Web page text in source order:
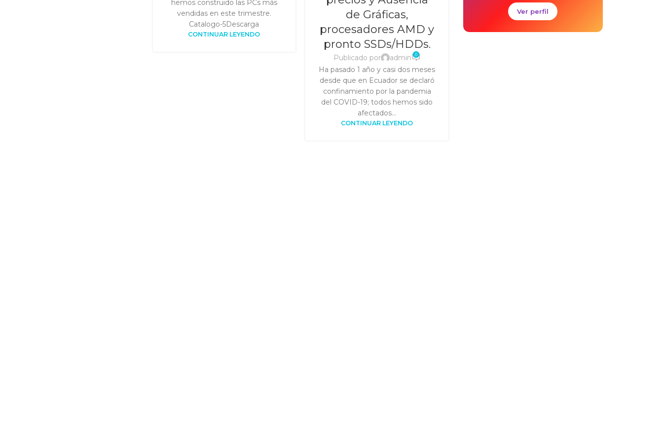
hemos construido las PCs más
vendidas en este trimestre.
Catalogo-5Descarga
CONTINUAR LEYENDO
de Gráficas,
procesadores AMD y
pronto SSDs/HDDs.
Publicado por admin 0
Ha pasado 1 año y casi dos meses
desde que en Ecuador se declaró
confinamiento por la pandemia
del COVID-19; todos hemos sido
afectados...
CONTINUAR LEYENDO
Ver perfil